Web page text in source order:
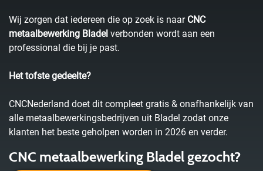
Wij zorgen dat iedereen die op zoek is naar CNC
metaalbewerking Bladel verbonden wordt aan een
professional die bij je past.
Het tofste gedeelte?
CNCNederland doet dit compleet gratis & onafhankelijk van
alle metaalbewerkingsbedrijven uit Bladel zodat onze
klanten het beste geholpen worden in 2026 en verder.
CNC metaalbewerking Bladel gezocht?